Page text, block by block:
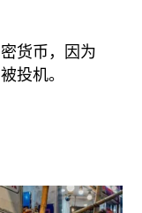
货币，因为
投机。